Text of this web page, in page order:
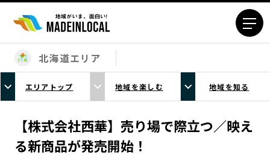
エリアから探す
北海道エリア
青森エリア
岩手エリア
宮城エリア
秋田エリア
山形エリア
福島エリア
北海道エリア
エリアトップ 地域を楽しむ 地域を知る
【株式会社西華】売り場で際立つ／映え
る新商品が発売開始！